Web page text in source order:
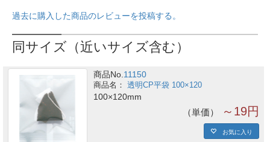
過去に購入した商品のレビューを投稿する。
同サイズ（近いサイズ含む）
商品No.11150
透明CP平袋 100×120
100×120mm
単価 ～19円
お気に入り